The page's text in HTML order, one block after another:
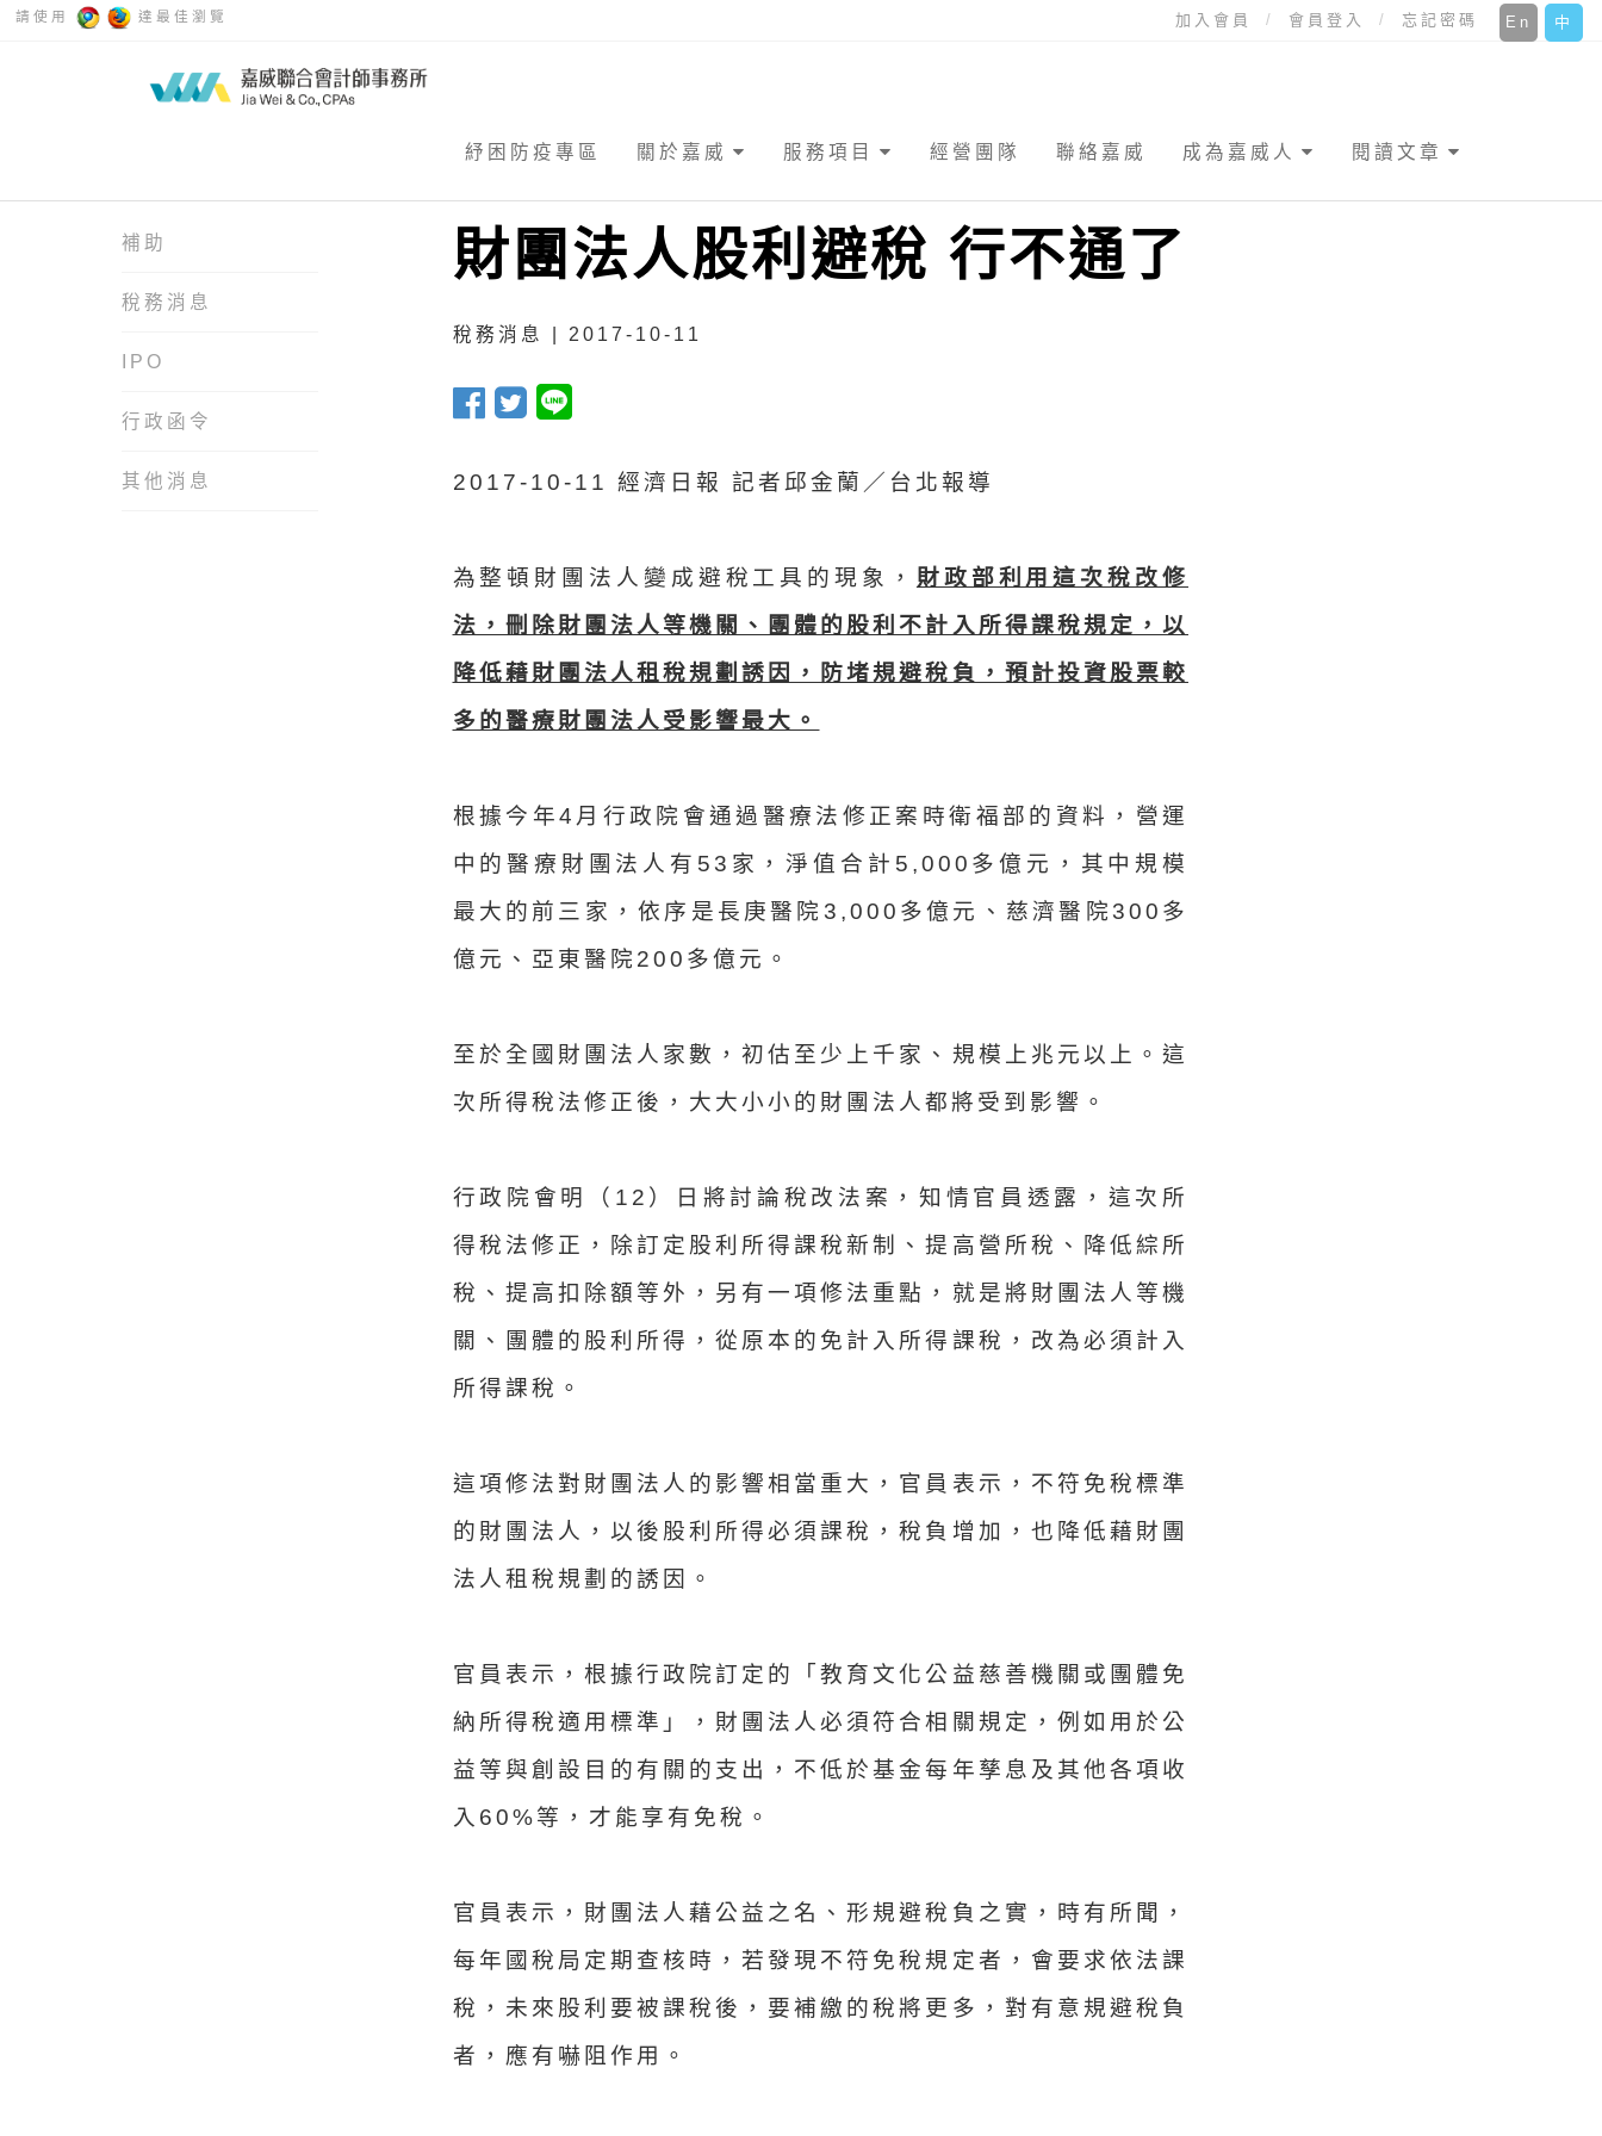
請使用 達最佳瀏覽 中
En
加入會員 會員登入 忘記密碼
紓困防疫專區 關於嘉威 服務項目 經營團隊 聯絡嘉威 成為嘉威人 閱讀文章
補助
稅務消息
IPO
行政函令
其他消息
財團法人股利避稅 行不通了
稅務消息 | 2017-10-11
2017-10-11 經濟日報 記者邱金蘭／台北報導
為整頓財團法人變成避稅工具的現象， 財政部利用這次稅改修
法，刪除財團法人等機關、團體的股利不計入所得課稅規定，以
降低藉財團法人租稅規劃誘因，防堵規避稅負，預計投資股票較
多的醫療財團法人受影響最大。
根據今年4月行政院會通過醫療法修正案時衛福部的資料，營運
中的醫療財團法人有53家，淨值合計5,000多億元，其中規模
最大的前三家，依序是長庚醫院3,000多億元、慈濟醫院300多
億元、亞東醫院200多億元。
至於全國財團法人家數，初估至少上千家、規模上兆元以上。這
次所得稅法修正後，大大小小的財團法人都將受到影響。
行政院會明（12）日將討論稅改法案，知情官員透露，這次所
得稅法修正，除訂定股利所得課稅新制、提高營所稅、降低綜所
稅、提高扣除額等外，另有一項修法重點，就是將財團法人等機
關、團體的股利所得，從原本的免計入所得課稅，改為必須計入
所得課稅。
這項修法對財團法人的影響相當重大，官員表示，不符免稅標準
的財團法人，以後股利所得必須課稅，稅負增加，也降低藉財團
法人租稅規劃的誘因。
官員表示，根據行政院訂定的「教育文化公益慈善機關或團體免
納所得稅適用標準」，財團法人必須符合相關規定，例如用於公
益等與創設目的有關的支出，不低於基金每年孳息及其他各項收
入60%等，才能享有免稅。
官員表示，財團法人藉公益之名、形規避稅負之實，時有所聞，
每年國稅局定期查核時，若發現不符免稅規定者，會要求依法課
稅，未來股利要被課稅後，要補繳的稅將更多，對有意規避稅負
者，應有嚇阻作用。